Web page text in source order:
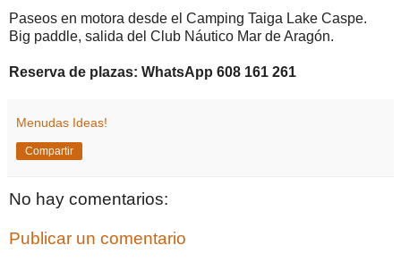
Paseos en motora desde el Camping Taiga Lake Caspe.
Big paddle, salida del Club Náutico Mar de Aragón.
Reserva de plazas: WhatsApp 608 161 261
Menudas Ideas!
Compartir
No hay comentarios:
Publicar un comentario